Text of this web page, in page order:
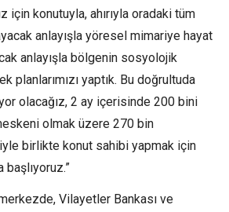
için konutuyla, ahırıyla oradaki tüm
anlayışla yöresel mimariye hayat
anlayışla bölgenin sosyolojik
planlarımızı yaptık. Bu doğrultuda
olacağız, 2 ay içerisinde 200 bini
olmak üzere 270 bin
birlikte konut sahibi yapmak için
başlıyoruz.”
Vilayetler Bankası ve